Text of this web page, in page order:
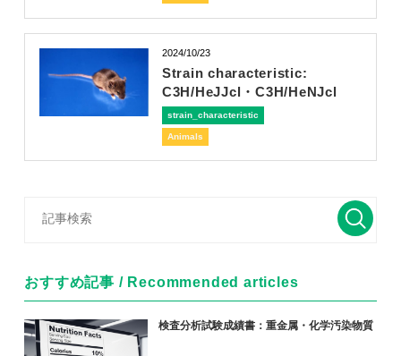
2024/10/23
Strain characteristic:
C3H/HeJJcl・C3H/HeNJcl
strain_characteristic
Animals
おすすめ記事 / Recommended articles
検査分析試験成績書：重金属・化学汚染物質